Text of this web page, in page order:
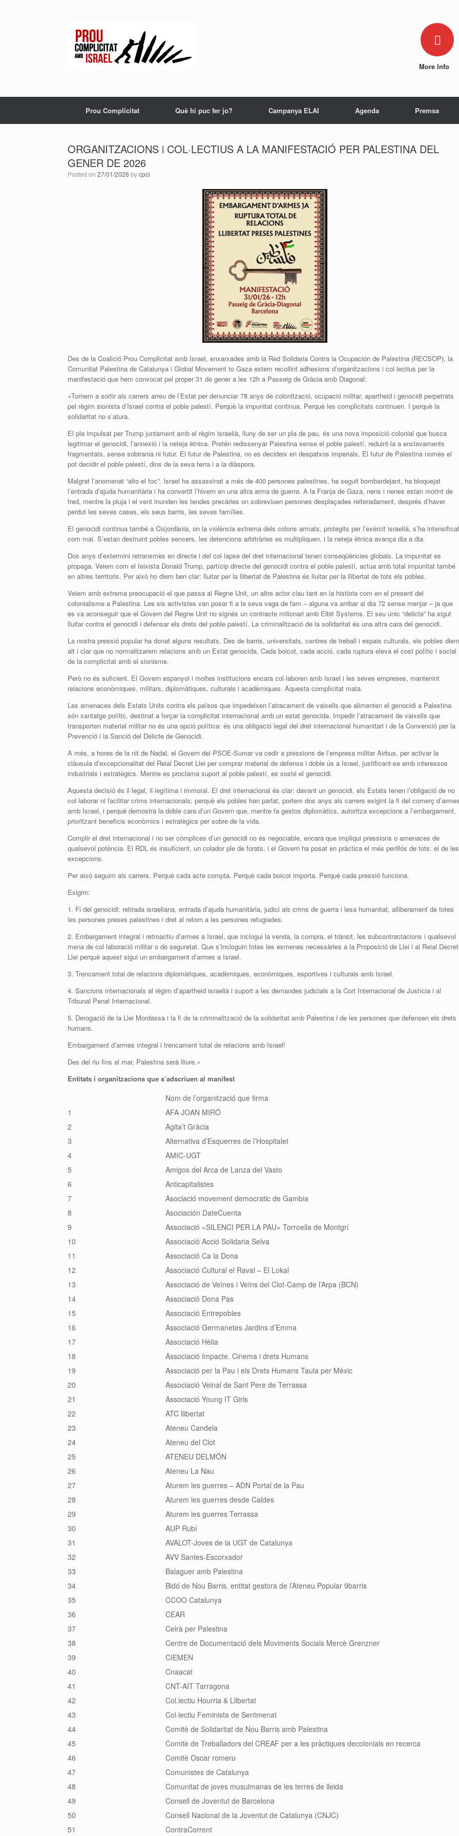
More Info
Prou Complicitat Què hi puc fer jo? Campanya ELAI Agenda Premsa
ORGANITZACIONS i COL·LECTIUS A LA MANIFESTACIÓ PER PALESTINA DEL
GENER DE 2026
Posted on 27/01/2026 bycpci
Des de la Coalició Prou Complicitat amb Israel, enxarxades amb la Red Solidaria Contra la Ocupación de Palestina (RECSOP), la
Comunitat Palestina de Catalunya i Global Movement to Gaza estem recollint adhesions d’organitzacions i col·lectius per la
manifestació que hem convocat pel proper 31 de gener a les 12h a Passeig de Gràcia amb Diagonal:
«Tornem a sortir als carrers arreu de l’Estat per denunciar 78 anys de colonització, ocupació militar, apartheid i genocidi perpetrats
pel règim sionista d’Israel contra el poble palestí. Perquè la impunitat continua. Perquè les complicitats continuen. I perquè la
solidaritat no s’atura.
El pla impulsat per Trump juntament amb el règim israelià, lluny de ser un pla de pau, és una nova imposició colonial que busca
legitimar el genocidi, l’annexió i la neteja ètnica. Pretén redissenyar Palestina sense el poble palestí, reduint-la a enclavaments
fragmentats, sense sobirania ni futur. El futur de Palestina, no es decideix en despatxos imperials. El futur de Palestina només el
pot decidir el poble palestí, dins de la seva terra i a la diàspora.
Malgrat l’anomenat “alto el foc”, Israel ha assassinat a més de 400 persones palestines, ha seguit bombardejant, ha bloquejat
l’entrada d’ajuda humanitària i ha convertit l’hivern en una altra arma de guerra. A la Franja de Gaza, nens i nenes estan morint de
fred, mentre la pluja i el vent inunden les tendes precàries on sobreviuen persones desplaçades reiteradament, després d’haver
perdut les seves cases, els seus barris, les seves famílies.
El genocidi continua també a Cisjordània, on la violència extrema dels colons armats, protegits per l’exèrcit israelià, s’ha intensificat
com mai. S’estan destruint pobles sencers, les detencions arbitràries es multipliquen, i la neteja ètnica avança dia a dia.
Dos anys d’extermini retransmès en directe i del col·lapse del dret internacional tenen conseqüències globals. La impunitat es
propaga. Veiem com el feixista Donald Trump, partícip directe del genocidi contra el poble palestí, actua amb total impunitat també
en altres territoris. Per això ho diem ben clar: lluitar per la llibertat de Palestina és lluitar per la llibertat de tots els pobles.
Veiem amb extrema preocupació el que passa al Regne Unit, un altre actor clau tant en la història com en el present del
colonialisme a Palestina. Les sis activistes van posar fi a la seva vaga de fam – alguna va arribar al dia 72 sense menjar – ja que
es va aconseguir que el Govern del Regne Unit no signés un contracte milionari amb Elbit Systems. El seu únic “delicte” ha sigut
lluitar contra el genocidi i defensar els drets del poble palestí. La criminalització de la solidaritat és una altra cara del genocidi.
La nostra pressió popular ha donat alguns resultats. Des de barris, universitats, centres de treball i espais culturals, els pobles diem
alt i clar que no normalitzarem relacions amb un Estat genocida. Cada boicot, cada acció, cada ruptura eleva el cost polític i social
de la complicitat amb el sionisme.
Però no és suficient. El Govern espanyol i moltes institucions encara col·laboren amb Israel i les seves empreses, mantenint
relacions econòmiques, militars, diplomàtiques, culturals i acadèmiques. Aquesta complicitat mata.
Les amenaces dels Estats Units contra els països que impedeixen l’atracament de vaixells que alimenten el genocidi a Palestina
són xantatge polític, destinat a forçar la complicitat internacional amb un estat genocida. Impedir l’atracament de vaixells que
transporten material militar no és una opció política: és una obligació legal del dret internacional humanitari i de la Convenció per la
Prevenció i la Sanció del Delicte de Genocidi.
A més, a hores de la nit de Nadal, el Govern del PSOE-Sumar va cedir a pressions de l’empresa militar Airbus, per activar la
clàusula d’excepcionalitat del Reial Decret Llei per comprar material de defensa i doble ús a Israel, justificant-se amb interessos
industrials i estratègics. Mentre es proclama suport al poble palestí, es sosté el genocidi.
Aquesta decisió és il·legal, il·legítima i immoral. El dret internacional és clar: davant un genocidi, els Estats tenen l’obligació de no
col·laborar ni facilitar crims internacionals; perquè els pobles han parlat, portem dos anys als carrers exigint la fi del comerç
amb Israel, i perquè demostra la doble cara d’un Govern que, mentre fa gestos diplomàtics, autoritza excepcions a l’embargament,
prioritzant beneficis econòmics i estratègics per sobre de la vida.
Complir el dret internacional i no ser còmplices d’un genocidi no és negociable, encara que impliqui pressions o amenaces de
qualsevol potència. El RDL és insuficient, un colador ple de forats, i el Govern ha posat en pràctica el més perillós de tots: el de les
excepcions.
Per això seguim als carrers. Perquè cada acte compta. Perquè cada boicot importa. Perquè cada pressió funciona.
Exigim:
1. Fi del genocidi: retirada israeliana, entrada d’ajuda humanitària, judici als crims de guerra i lesa humanitat, alliberament de totes
les persones preses palestines i dret al retorn a les persones refugiades.
2. Embargament integral i retroactiu d’armes a Israel, que inclogui la venda, la compra, el trànsit, les subcontractacions i qualsevol
mena de col·laboració militar o de seguretat. Que s’incloguin totes les esmenes necessàries a la Proposició de Llei i al Reial Decret
Llei perquè aquest sigui un embargament d’armes a Israel.
3. Trencament total de relacions diplomàtiques, acadèmiques, econòmiques, esportives i culturals amb Israel.
4. Sancions internacionals al règim d’apartheid israelià i suport a les demandes judicials a la Cort Internacional de Justícia i al
Tribunal Penal Internacional.
5. Derogació de la Llei Mordassa i la fi de la criminalització de la solidaritat amb Palestina i de les persones que defensen els drets
humans.
Embargament d’armes integral i trencament total de relacions amb Israel!
Des del riu fins al mar, Palestina serà lliure.»
Entitats i organitzacions que s’adscriuen al manifest
Nom de l’organització que firma
1
AFA JOAN MIRÓ
2
Agita’t Gràcia
3
Alternativa d’Esquerres de l’Hospitalet
4
AMIC-UGT
5
Amigos del Arca de Lanza del Vasto
6
Anticapitalistes
7
Asociació movement democratic de Gambia
8
Asociación DateCuenta
9
Associació «SILENCI PER LA PAU» Torroella de Montgrí
10
Associació Acció Solidaria Selva
11
Associació Ca la Dona
12
Associació Cultural el Raval – El Lokal
13
Associació de Veïnes i Veïns del Clot-Camp de l’Arpa (BCN)
14
Associació Dona Pas
15
Associació Entrepobles
16
Associació Germanetes Jardins d’Emma
17
Associació Hèlia
18
Associació Impacte. Cinema i drets Humans
19
Associació per la Pau i els Drets Humans Taula per Mèxic
20
Associació Veinal de Sant Pere de Terrassa
21
Associació Young IT Girls
22
ATC llibertat
23
Ateneu Candela
24
Ateneu del Clot
25
ATENEU DELMÓN
26
Ateneu La Nau
27
Aturem les guerres – ADN Portal de la Pau
28
Aturem les guerres desde Caldes
29
Aturem les guerres Terrassa
30
AUP Rubí
31
AVALOT-Joves de la UGT de Catalunya
32
AVV Santes-Escorxador
33
Balaguer amb Palestina
34
Bidó de Nou Barris, entitat gestora de l’Ateneu Popular 9barris
35
CCOO Catalunya
36
CEAR
37
Celrà per Palestina
38
Centre de Documentació dels Moviments Socials Mercè Grenzner
39
CIEMEN
40
Cnaacat
41
CNT-AIT Tarragona
42
Col.lectiu Hourria & Llibertat
43
Col·lectiu Feminista de Sentmenat
44
Comitè de Solidaritat de Nou Barris amb Palestina
45
Comitè de Treballadors del CREAF per a les pràctiques decolonials en recerca
46
Comitè Oscar romero
47
Comunistes de Catalunya
48
Comunitat de joves musulmanas de les terres de lleida
49
Consell de Joventut de Barcelona
50
Consell Nacional de la Joventut de Catalunya (CNJC)
51
ContraCorrent